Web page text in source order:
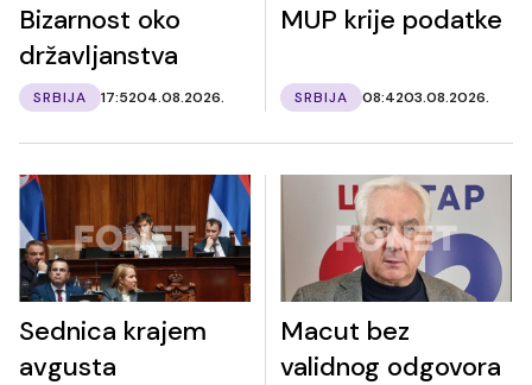
Bizarnost oko
državljanstva
SRBIJA 17:5204.08.2026.
MUP krije podatke
SRBIJA 08:4203.08.2026.
Sednica krajem
avgusta
Macut bez
validnog odgovora